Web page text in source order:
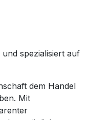
und spezialisiert auf
dem Handel
Mit